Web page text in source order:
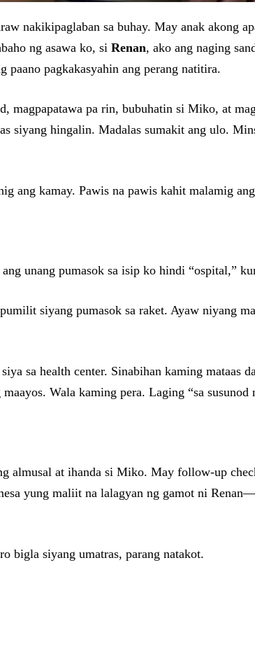
nakikipaglaban sa buhay. May anak akong
ng asawa ko, si Renan, ako ang naging
pagkakasyahin ang perang natitira.
magpapatawa pa rin, bubuhatin si Miko, at
siyang hingalin. Madalas sumakit ang ulo.
ang kamay. Pawis na pawis kahit malamig
unang pumasok sa isip ko hindi “ospital,”
siyang pumasok sa raket. Ayaw niyang
sa health center. Sinabihan kaming mataas
Wala kaming pera. Laging “sa susunod
almusal at ihanda si Miko. May follow-up
yung maliit na lalagyan ng gamot ni
bigla siyang umatras, parang natakot.